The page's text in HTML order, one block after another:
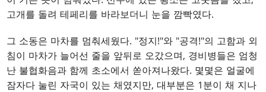
고개를 돌려 테페리를 바라보더니 눈을 깜빡였다.
그 소동은 마차를 멈춰세웠다. "정지!"와 "공격!"의 고함과 외
침이 마차가 늘어선 줄을 앞뒤로 오갔으며, 경비병들은 엄청
난 불협화음과 함께 초소에서 쏟아져나왔다. 몇몇은 얼굴에
잠자다 눌린 자국이 있는 채였지만, 대부분은 1분이 채 지나